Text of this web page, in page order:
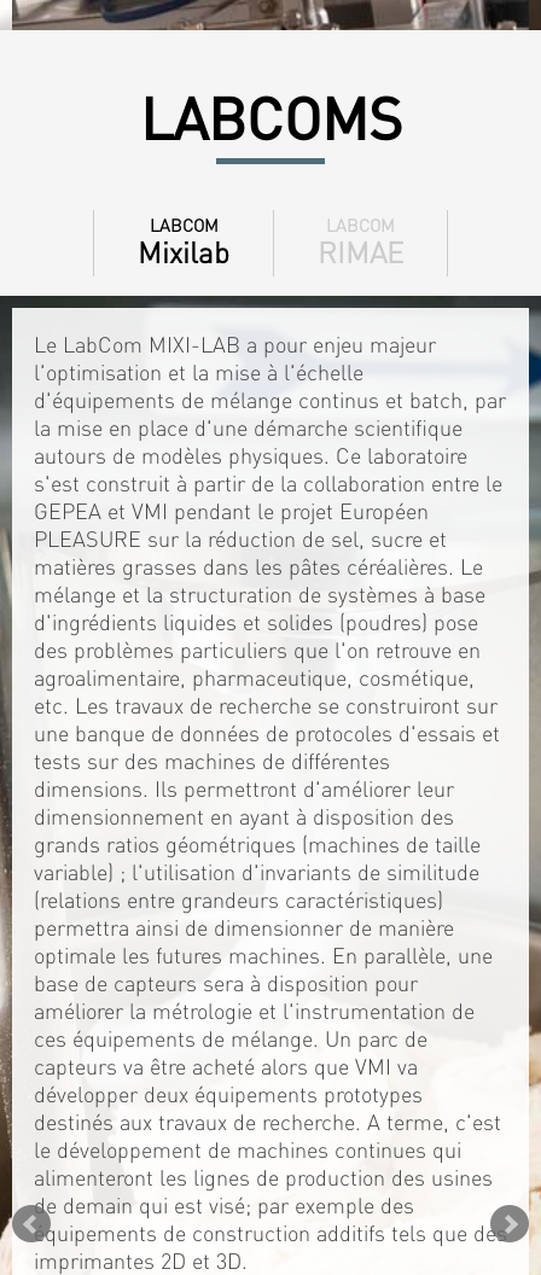
LABCOMS
LABCOM
Mixilab
LABCOM
RIMAE
Le LabCom MIXI-LAB a pour enjeu majeur
l'optimisation et la mise à l'échelle
d'équipements de mélange continus et batch, par
la mise en place d'une démarche scientifique
autours de modèles physiques. Ce laboratoire
s'est construit à partir de la collaboration entre le
GEPEA et VMI pendant le projet Européen
PLEASURE sur la réduction de sel, sucre et
matières grasses dans les pâtes céréalières. Le
mélange et la structuration de systèmes à base
d'ingrédients liquides et solides (poudres) pose
des problèmes particuliers que l'on retrouve en
agroalimentaire, pharmaceutique, cosmétique,
etc. Les travaux de recherche se construiront sur
une banque de données de protocoles d'essais et
tests sur des machines de différentes
dimensions. Ils permettront d'améliorer leur
dimensionnement en ayant à disposition des
grands ratios géométriques (machines de taille
variable) ; l'utilisation d'invariants de similitude
(relations entre grandeurs caractéristiques)
permettra ainsi de dimensionner de manière
optimale les futures machines. En parallèle, une
base de capteurs sera à disposition pour
améliorer la métrologie et l'instrumentation de
ces équipements de mélange. Un parc de
capteurs va être acheté alors que VMI va
développer deux équipements prototypes
destinés aux travaux de recherche. A terme, c'est
le développement de machines continues qui
alimenteront les lignes de production des usines
de demain qui est visé; par exemple des
équipements de construction additifs tels que des
imprimantes 2D et 3D.